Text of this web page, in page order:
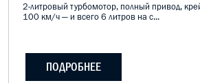
2-литровый турбомотор, полный привод,
100 км/ч — и всего 6 литров на с...
ПОДРОБНЕЕ